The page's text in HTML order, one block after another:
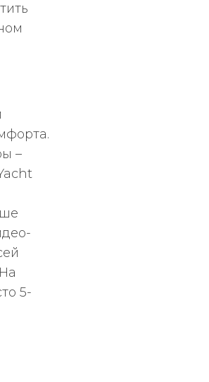
–
5-